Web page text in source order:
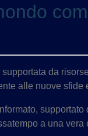
da
alle nuove
a una